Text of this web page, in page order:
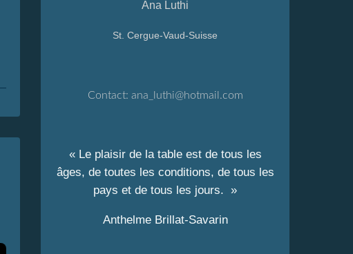
Ana Luthi
St. Cergue-Vaud-Suisse
Contact: ana_luthi@hotmail.com
« Le plaisir de la table est de tous les
âges, de toutes les conditions, de tous les
pays et de tous les jours. »
Anthelme Brillat-Savarin